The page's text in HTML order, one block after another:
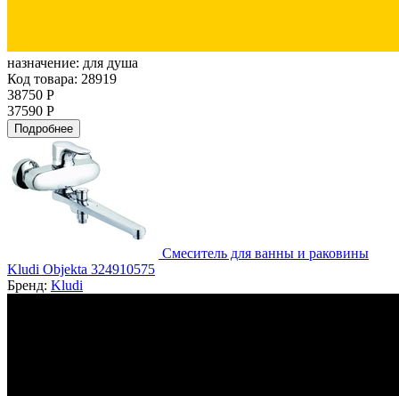
назначение: для душа
Код товара: 28919
38750 Р
37590 Р
Подробнее
Смеситель для ванны и раковины
Kludi Objekta 324910575
Бренд: Kludi